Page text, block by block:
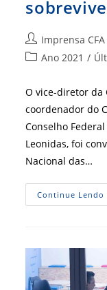
Autor
do
Imprensa CFA
Categoria
post:
Ano 2021 /
O vice-diretor da
coordenador do
Conselho
Leonidas, foi
Nacional das…
Continue Lendo